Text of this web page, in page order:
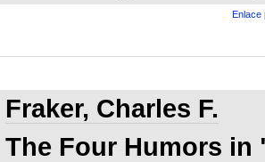
Enlace
Fraker, Charles F.
The Four Humors in